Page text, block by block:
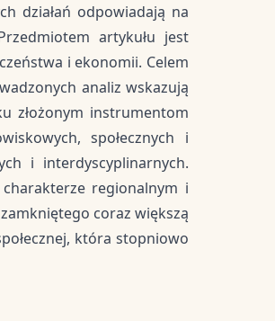
działań odpowiadają na
artykułu jest
i ekonomii. Celem
analiz wskazują
złożonym instrumentom
społecznych i
i interdyscyplinarnych.
regionalnym i
coraz większą
która stopniowo